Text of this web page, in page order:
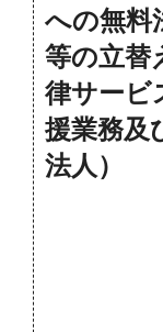
への無料
等の立替
律サービ
援業務及
法人）